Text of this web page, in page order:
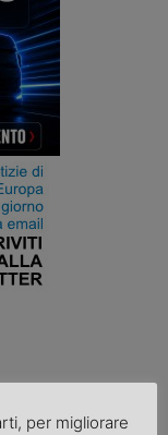
per migliorare